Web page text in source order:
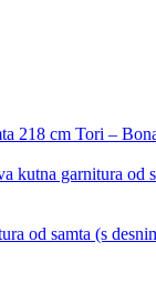
218 cm Tori –
kutna garnitura od
od samta (s